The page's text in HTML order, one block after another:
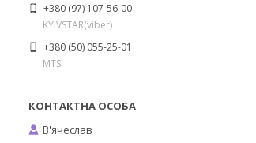
+380 (97) 107-56-00
KYIVSTAR(viber)
+380 (50) 055-25-01
MTS
В'ячеслав